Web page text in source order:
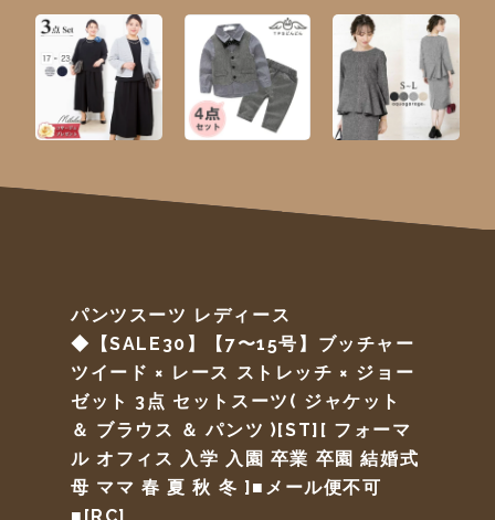
パンツスーツ レディース
◆【SALE30】【7〜15号】ブッチャー
ツイード × レース ストレッチ × ジョー
ゼット 3点 セットスーツ( ジャケット
＆ ブラウス ＆ パンツ )[ST][ フォーマ
ル オフィス 入学 入園 卒業 卒園 結婚式
母 ママ 春 夏 秋 冬 ]■メール便不可